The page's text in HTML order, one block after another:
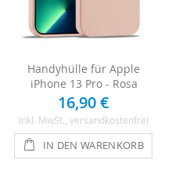
Handyhülle für Apple
iPhone 13 Pro - Rosa
16,90 €
Inkl. MwSt. , versandkostenfrei
IN DEN WARENKORB